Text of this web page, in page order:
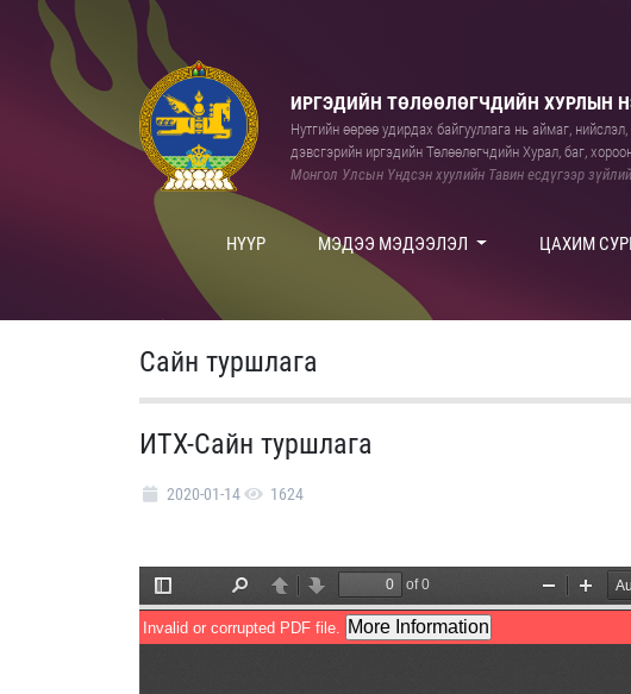
ИРГЭДИЙН ТӨЛӨӨЛӨГЧДИЙН ХУРЛЫН
Нутгийн өөрөө удирдах байгууллага нь аймаг,
дэвсгэрийн иргэдийн Төлөөлөгчдийн Хурал, баг,
Монгол Улсын Үндсэн хуулийн Тавин есдүгээр
НҮҮР МЭДЭЭ МЭДЭЭЛЭЛ ЦАХИМ
Сайн туршлага
ИТХ-Сайн туршлага
2020-01-14 1624